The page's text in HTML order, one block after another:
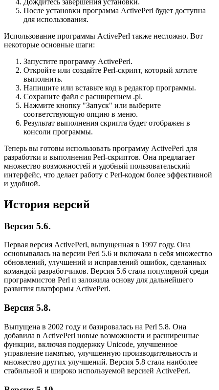
Дождитесь завершения установки.
После установки программа ActivePerl будет доступна
для использования.
Использование программы ActivePerl также несложно. Вот
некоторые основные шаги:
Запустите программу ActivePerl.
Откройте или создайте Perl-скрипт, который хотите
выполнить.
Напишите или вставьте код в редактор программы.
Сохраните файл с расширением .pl.
Нажмите кнопку "Запуск" или выберите
соответствующую опцию в меню.
Результат выполнения скрипта будет отображен в
консоли программы.
Теперь вы готовы использовать программу ActivePerl для
разработки и выполнения Perl-скриптов. Она предлагает
множество возможностей и удобный пользовательский
интерфейс, что делает работу с Perl-кодом более эффективной
и удобной.
История версий
Версия 5.6.
Первая версия ActivePerl, выпущенная в 1997 году. Она
основывалась на версии Perl 5.6 и включала в себя множество
обновлений, улучшений и исправлений ошибок, сделанных
командой разработчиков. Версия 5.6 стала популярной среди
программистов Perl и заложила основу для дальнейшего
развития платформы ActivePerl.
Версия 5.8.
Выпущена в 2002 году и базировалась на Perl 5.8. Она
добавила в ActivePerl новые возможности и расширенные
функции, включая поддержку Unicode, улучшенное
управление памятью, улучшенную производительность и
множество других улучшений. Версия 5.8 стала наиболее
стабильной и широко используемой версией ActivePerl.